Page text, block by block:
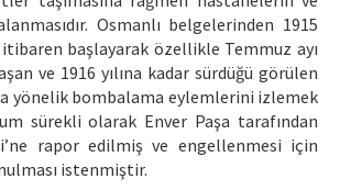
Osmanlı belgelerinden 1915
itibaren başlayarak özellikle Temmuz ayı
ve 1916 yılına kadar sürdüğü görülen
yönelik bombalama eylemlerini izlemek
sürekli olarak Enver Paşa tarafından
rapor edilmiş ve engellenmesi için
istenmiştir.